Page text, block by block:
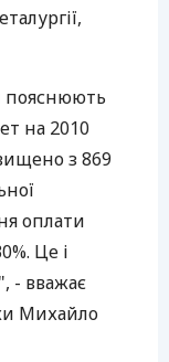
пояснюють
на 2010
з 869
оплати
Це і
- вважає
Михайло